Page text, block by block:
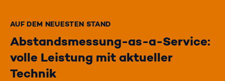
AUF DEM NEUESTEN STAND
Abstandsmessung-as-a-Service:
volle Leistung mit aktueller
Technik